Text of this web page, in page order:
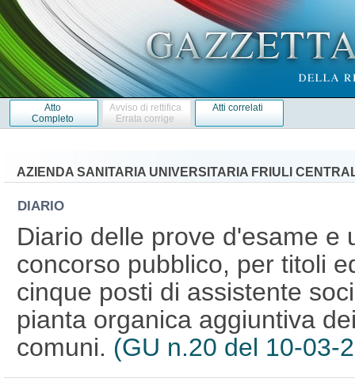
Atto
Completo
Avviso di rettifica
Errata corrige
Atti correlati
AZIENDA SANITARIA UNIVERSITARIA FRIULI
DIARIO
Diario delle prove d'esame e
concorso pubblico, per titoli
cinque posti di assistente
pianta organica aggiuntiva
comuni. (GU n.20 del 10-03-